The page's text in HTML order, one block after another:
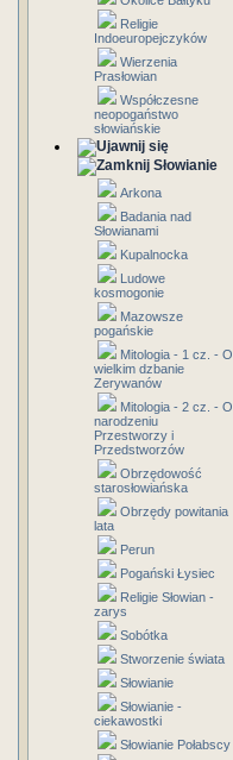
Religie
Indoeuropejczyków
Wierzenia
Prasłowian
Współczesne
neopogaństwo
słowiańskie
Słowianie
Arkona
Badania nad
Słowianami
Kupalnocka
Ludowe
kosmogonie
Mazowsze
pogańskie
Mitologia - 1 cz. - O
wielkim dzbanie
Zerywanów
Mitologia - 2 cz. - O
narodzeniu
Przestworzy i
Przedstworzów
Obrzędowość
starosłowiańska
Obrzędy powitania
lata
Perun
Pogański Łysiec
Religie Słowian -
zarys
Sobótka
Stworzenie świata
Słowianie
Słowianie -
ciekawostki
Słowianie Połabscy